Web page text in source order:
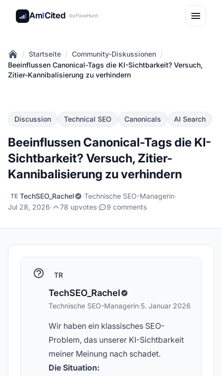
AmICited byFlowHunt
Home
/ Startseite / Community-Diskussionen /
Beeinflussen Canonical-Tags die KI-Sichtbarkeit? Versuch,
Zitier-Kannibalisierung zu verhindern
Discussion Technical SEO Canonicals AI Search
Beeinflussen Canonical-Tags die KI-
Sichtbarkeit? Versuch, Zitier-
Kannibalisierung zu verhindern
TE TechSEO_Rachel ·Technische SEO-Managerin·
Jul 28, 2026· 78 upvotes· 9 comments
TR
TechSEO_Rachel
Technische SEO-Managerin·5. Januar 2026
Wir haben ein klassisches SEO-
Problem, das unserer KI-Sichtbarkeit
meiner Meinung nach schadet.
Die Situation: